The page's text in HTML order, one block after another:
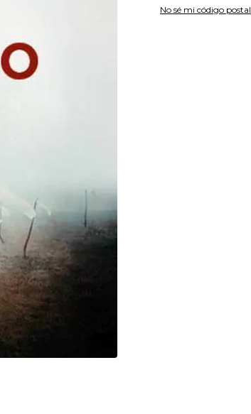
No sé mi código postal
Press Miren Triggs sigue una pista